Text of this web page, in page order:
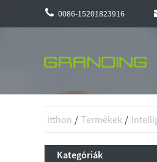
0086-15201823916
itthon Termékek
Kategóriák